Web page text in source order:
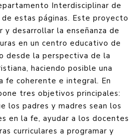
Interdisciplinar de
estas páginas. Este proyecto
y desarrollar la enseñanza de
en un centro educativo de
desde la perspectiva de la
haciendo posible una
fe coherente e integral. En
tres objetivos principales:
los padres y madres sean los
en la fe, ayudar a los docentes
curriculares a programar y